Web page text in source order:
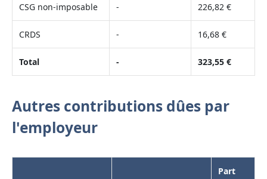
CSG non-imposable - 226,82 €
CRDS - 16,68 €
Total - 323,55 €
Autres contributions dûes par
l'employeur
Part